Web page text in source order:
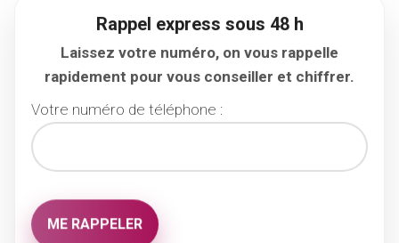
Rappel express sous 48 h
Laissez votre numéro, on vous rappelle
rapidement pour vous conseiller et chiffrer.
Votre numéro de téléphone :